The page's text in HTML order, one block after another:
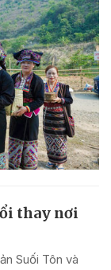
thay nơi
Suối Tôn và